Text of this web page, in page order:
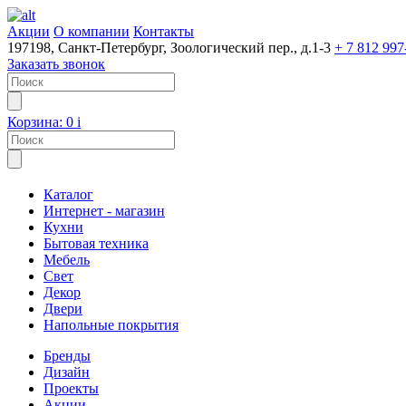
Акции О компании Контакты
197198, Санкт-Петербург, Зоологический пер., д.1-3 + 7 812
Заказать звонок
Корзина: 0 i
Каталог
Интернет - магазин
Кухни
Бытовая техника
Мебель
Свет
Декор
Двери
Напольные покрытия
Бренды
Дизайн
Проекты